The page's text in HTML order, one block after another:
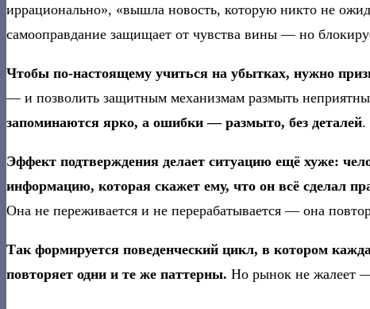
иррационально», «вышла новость, которую никто не
самооправдание защищает от чувства вины — но
Чтобы по-настоящему учиться на убытках, нужно
— и позволить защитным механизмам размыть
запоминаются ярко, а ошибки — размыто, без деталей.
Эффект подтверждения делает ситуацию ещё хуже:
информацию, которая скажет ему, что он всё сделал
Она не переживается и не перерабатывается — она
Так формируется поведенческий цикл, в котором
повторяет одни и те же паттерны. Но рынок не жалеет —